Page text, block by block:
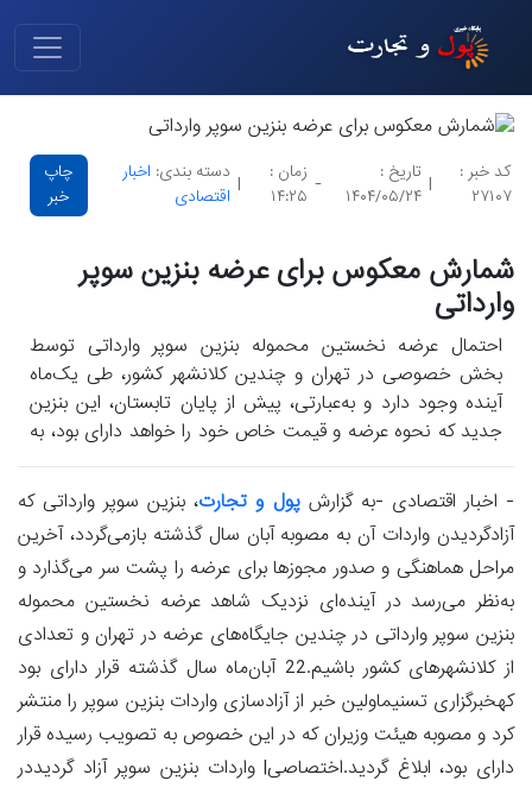
کد خبر :
۲۷۱۰۷
|
تاریخ :
۱۴۰۴/۰۵/۲۴
-
زمان :
۱۴:۲۵
|
دسته بندی: اخبار
اقتصادی
چاپ
خبر
شمارش معکوس برای عرضه بنزین سوپر
وارداتی
احتمال عرضه نخستین محموله بنزین سوپر وارداتی توسط
بخش خصوصی در تهران و چندین کلانشهر کشور، طی یک‌ماه
آینده وجود دارد و به‌عبارتی، پیش از پایان تابستان، این بنزین
جدید که نحوه عرضه و قیمت خاص خود را خواهد دارای بود، به
- اخبار اقتصادی -به گزارشپول و تجارت، بنزین سوپر وارداتی که
آزادگردیدن واردات آن به مصوبه آبان سال گذشته بازمی‌گردد، آخرین
مراحل هماهنگی و صدور مجوزها برای عرضه را پشت سر می‌گذارد و
به‌نظر می‌رسد در آینده‌ای نزدیک شاهد عرضه نخستین محموله
بنزین سوپر وارداتی در چندین جایگاه‌های عرضه در تهران و تعدادی
از کلانشهرهای کشور باشیم.22 آبان‌ماه سال گذشته قرار دارای بود
کهخبرگزاری تسنیماولین خبر از آزادسازی واردات بنزین سوپر را منتشر
کرد و مصوبه هیئت وزیران که در این خصوص به تصویب رسیده قرار
دارای بود، ابلاغ گردید.اختصاصی| واردات بنزین سوپر آزاد گردیددر